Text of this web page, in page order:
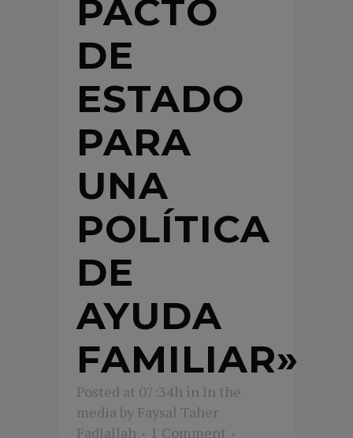
PACTO
DE
ESTADO
PARA
UNA
POLÍTICA
DE
AYUDA
FAMILIAR»
Posted at 07:34h in In the
media by Faysal Taher
Fadlallah
1 Comment